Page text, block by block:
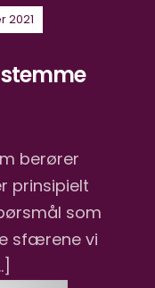
2021
berører
prinsipielt
som
sfærene vi